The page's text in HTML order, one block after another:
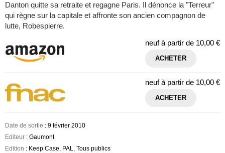
Danton quitte sa retraite et regagne Paris. Il dénonce la "Terreur"
qui règne sur la capitale et affronte son ancien compagnon de
lutte, Robespierre.
neuf à partir de 10,00 €
ACHETER
neuf à partir de 10,00 €
ACHETER
Date de sortie : 9 février 2010
Editeur : Gaumont
Edition : Keep Case, PAL, Tous publics